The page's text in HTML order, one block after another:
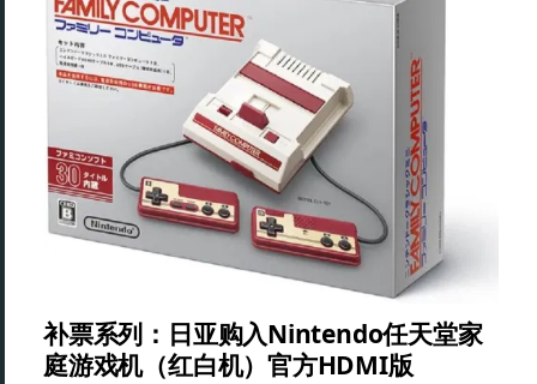
补票系列：日亚购入Nintendo任天堂家
庭游戏机（红白机）官方HDMI版